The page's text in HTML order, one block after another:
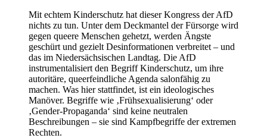
Mit echtem Kinderschutz hat dieser Kongress der AfD
nichts zu tun. Unter dem Deckmantel der Fürsorge wird
gegen queere Menschen gehetzt, werden Ängste
geschürt und gezielt Desinformationen verbreitet – und
das im Niedersächsischen Landtag. Die AfD
instrumentalisiert den Begriff Kinderschutz, um ihre
autoritäre, queerfeindliche Agenda salonfähig zu
machen. Was hier stattfindet, ist ein ideologisches
Manöver. Begriffe wie ‚Frühsexualisierung‘ oder
‚Gender-Propaganda‘ sind keine neutralen
Beschreibungen – sie sind Kampfbegriffe der extremen
Rechten.